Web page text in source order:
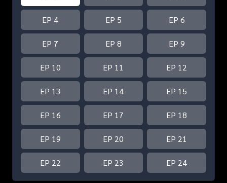
EP 4 EP 5 EP 6
EP 7 EP 8 EP 9
EP 10 EP 11 EP 12
EP 13 EP 14 EP 15
EP 16 EP 17 EP 18
EP 19 EP 20 EP 21
EP 22 EP 23 EP 24